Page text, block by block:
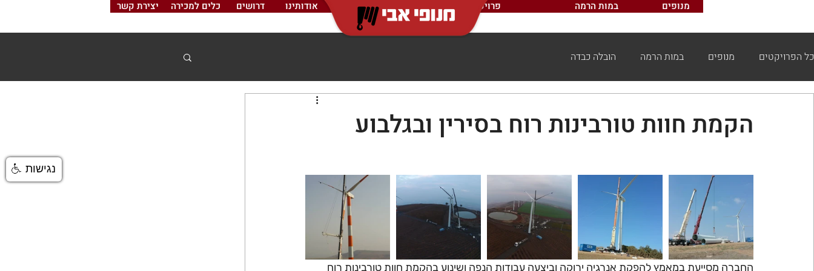
יצירת קשר כלים למכירה דרושים פרויקטים אודותינו במות הרמה מנופים
כל הפרויקטים מנופים במות הרמה הובלה כבדה
הקמת חוות טורבינות רוח בסירין ובגלבוע
החברה מסייעת במאמץ להפקת אנרגיה ירוקה וביצעה עבודות הנפה ושינוע בהקמת חוות טורבינות רוח
נגישות